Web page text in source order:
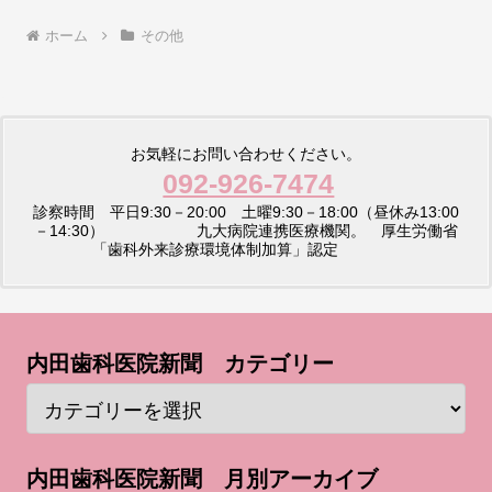
ホーム その他
お気軽にお問い合わせください。
092-926-7474
診察時間 平日9:30－20:00 土曜9:30－18:00（昼休み13:00
－14:30） 九大病院連携医療機関。 厚生労働省
「歯科外来診療環境体制加算」認定
内田歯科医院新聞 カテゴリー
内田歯科医院新聞 月別アーカイブ